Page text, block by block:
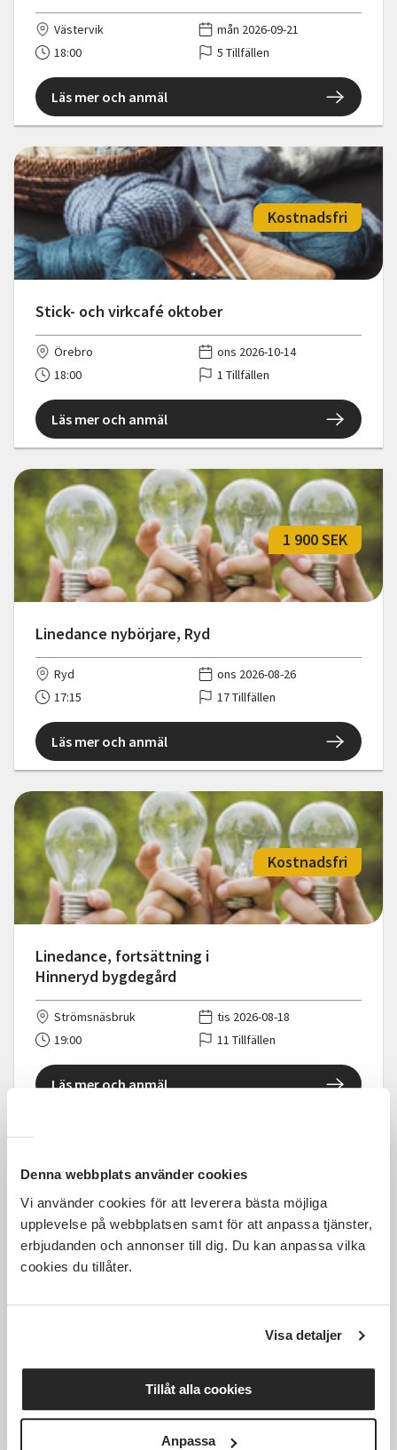
Denna webbplats använder cookies
Vi använder cookies för att leverera bästa möjliga
upplevelse på webbplatsen samt för att anpassa tjänster,
erbjudanden och annonser till dig. Du kan anpassa vilka
cookies du tillåter.
Visa detaljer
Tillåt alla cookies
Anpassa
Västervik
mån 2026-09-21
18:00
5 Tillfällen
Läs mer och anmäl
Stick- och virkcafé oktober
Kostnadsfri
Örebro
ons 2026-10-14
18:00
1 Tillfällen
Läs mer och anmäl
Linedance nybörjare, Ryd
1 900 SEK
Ryd
ons 2026-08-26
17:15
17 Tillfällen
Läs mer och anmäl
Linedance, fortsättning i
Hinneryd bygdegård
Kostnadsfri
Strömsnäsbruk
tis 2026-08-18
19:00
11 Tillfällen
Läs mer och anmäl
Kostnadsfri
6 Tillfällen
Läs mer och anmäl